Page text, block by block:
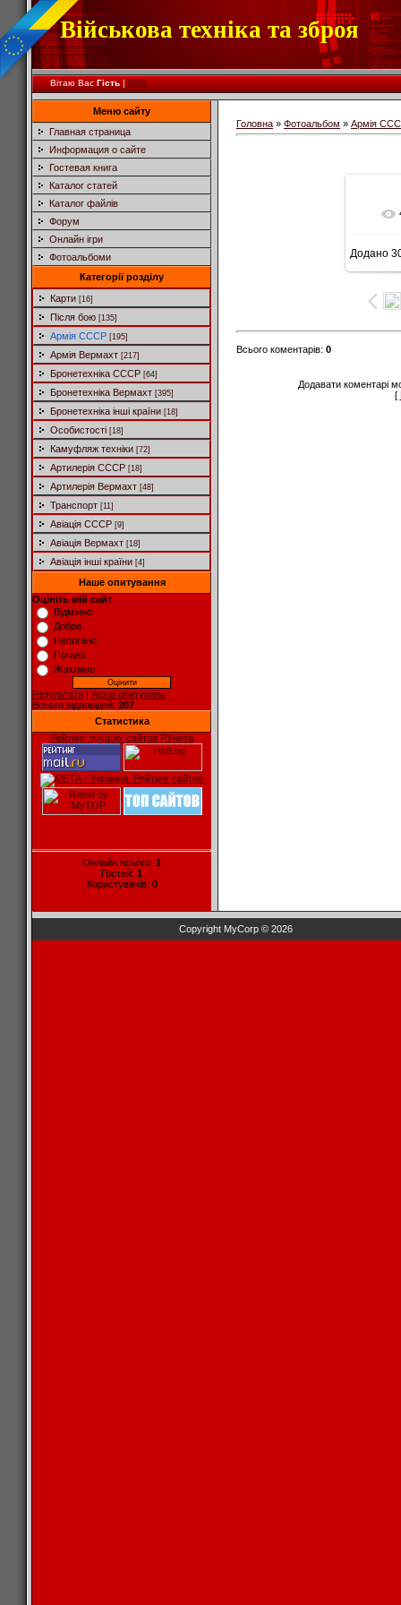
Військова техніка та зброя
Вітаю Вас Гість|RSS
Меню сайту
Главная страница
Информация о сайте
Гостевая книга
Каталог статей
Каталог файлів
Форум
Онлайн ігри
Фотоальбоми
Категорії розділу
Карти [16]
Після бою [135]
Армія СССР [195]
Армія Вермахт [217]
Бронетехніка СССР [64]
Бронетехніка Вермахт [395]
Бронетехніка інші країни [18]
Особистості [18]
Камуфляж техніки [72]
Артилерія СССР [18]
Артилерія Вермахт [48]
Транспорт [11]
Авіація СССР [9]
Авіація Вермахт [18]
Авіація інші країни [4]
Наше опитування
Оцініть мій сайт
Відмінно
Добре
Непогано
Погано
Жахливо
Результати | Архів опитувань
Всього відповідей: 207
Статистика
Рейтинг лучших сайтов РУнета
Онлайн всього: 1
Гостей: 1
Користувачів: 0
Головна » Фотоальбом » Армія
Додано
Всього коментарів: 0
Додавати коментарі
[
Copyright MyCorp © 2026